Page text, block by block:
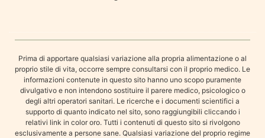
Prima di apportare qualsiasi variazione alla propria alimentazione o al
proprio stile di vita, occorre sempre consultarsi con il proprio medico. Le
informazioni contenute in questo sito hanno uno scopo puramente
divulgativo e non intendono sostituire il parere medico, psicologico o
degli altri operatori sanitari. Le ricerche e i documenti scientifici a
supporto di quanto indicato nel sito, sono raggiungibili cliccando i
relativi link in color oro. Tutti i contenuti di questo sito si rivolgono
esclusivamente a persone sane. Qualsiasi variazione del proprio regime